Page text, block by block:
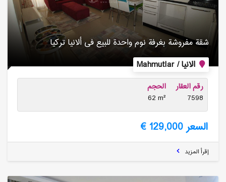
الانيا / Mahmutlar
شقة مفروشة بغرفة نوم واحدة للبیع فی ألانیا تركیا
رقم العقار
7598
الحجم
62 m²
السعر 129,000 €
إقرأ المزيد